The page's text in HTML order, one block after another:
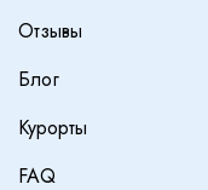
Отзывы
Блог
Курорты
FAQ